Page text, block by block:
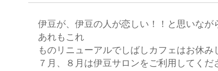
伊豆が、伊豆の人が恋しい！！と思いな
あれもこれ
ものリニューアルでしばしカフェはお休み
７月、８月は伊豆サロンをご利用してく